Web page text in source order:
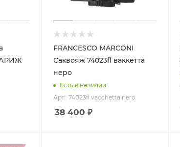
FRANCESCO MARCONI
Саквояж 74023fl ваккетта
неро
Есть в наличии
Арт.: 74023fl vacchetta nero
38 400 ₽